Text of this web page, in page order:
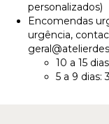
personalizados)
Encomendas
urgência,
10 a 15
5 a 9 dias: